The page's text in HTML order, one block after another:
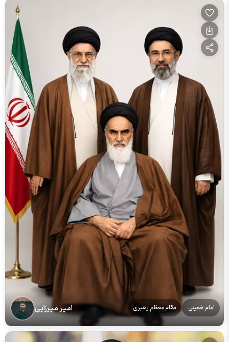
امام خمینی مقام معظم رهبری امیر میرزایی